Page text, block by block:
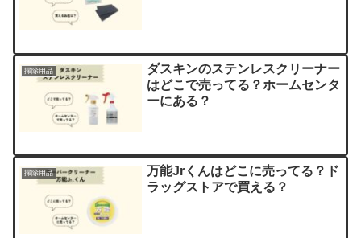
掃除用品
ダスキンのステンレスクリーナー
はどこで売ってる？ホームセンタ
ーにある？
掃除用品
万能Jrくんはどこに売ってる？ド
ラッグストアで買える？